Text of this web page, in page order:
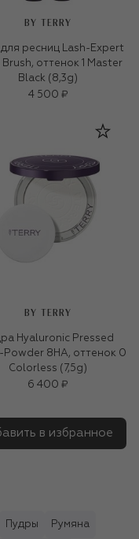
BY TERRY
для ресниц Lash-Expert
Brush, оттенок 1 Master
Black (8,3g)
4 500 ₽
BY TERRY
Hyaluronic Pressed
Powder 8HA, оттенок 0
Colorless (7,5g)
6 400 ₽
в избранное
Пудры Румяна